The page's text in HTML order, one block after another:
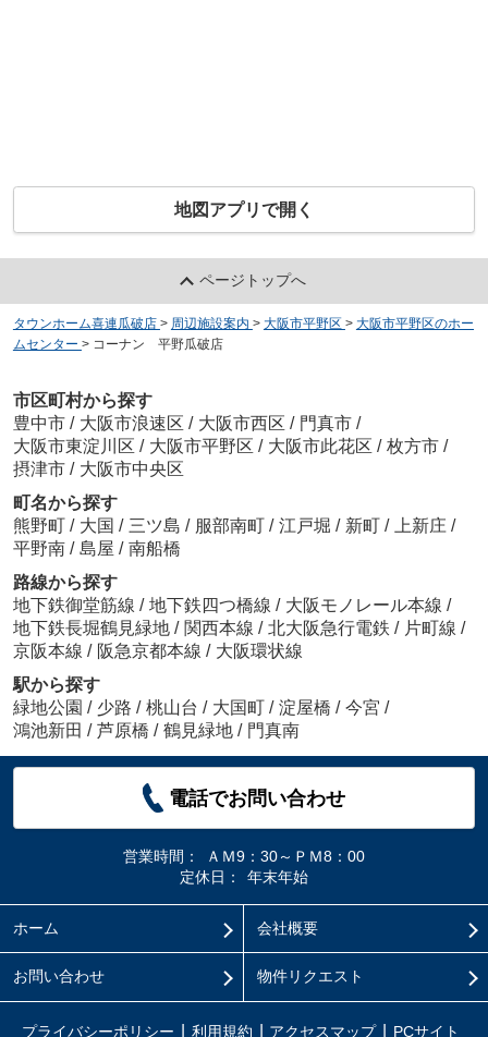
地図アプリで開く
ページトップへ
タウンホーム喜連瓜破店 > 周辺施設案内 > 大阪市平野区 > 大阪市平野区のホー
ムセンター > コーナン 平野瓜破店
市区町村から探す
豊中市 / 大阪市浪速区 / 大阪市西区 / 門真市 /
大阪市東淀川区 / 大阪市平野区 / 大阪市此花区 / 枚方市 /
摂津市 / 大阪市中央区
町名から探す
熊野町 / 大国 / 三ツ島 / 服部南町 / 江戸堀 / 新町 / 上新庄 /
平野南 / 島屋 / 南船橋
路線から探す
地下鉄御堂筋線 / 地下鉄四つ橋線 / 大阪モノレール本線 /
地下鉄長堀鶴見緑地 / 関西本線 / 北大阪急行電鉄 / 片町線 /
京阪本線 / 阪急京都本線 / 大阪環状線
駅から探す
緑地公園 / 少路 / 桃山台 / 大国町 / 淀屋橋 / 今宮 /
鴻池新田 / 芦原橋 / 鶴見緑地 / 門真南
電話でお問い合わせ
営業時間：
ＡＭ9：30～ＰＭ8：00
定休日：
年末年始
ホーム 会社概要
お問い合わせ 物件リクエスト
プライバシーポリシー 利用規約 アクセスマップ PCサイト